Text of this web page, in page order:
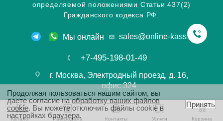
определяемой положениями Статьи 437(2)
Гражданского кодекса РФ.
Мы онлайн sales@online-kassa.info
+7-495-198-01-49
г. Москва, Электродный проезд, д. 16,
офис 324
Каталог Распродажа Контакты Услуги Корзина
Продолжая пользоваться нашим сайтом, вы
даете согласие наобработку ваших файлов
cookie. Вы можете отключить файлы cookie в
настройках браузера.
Принять